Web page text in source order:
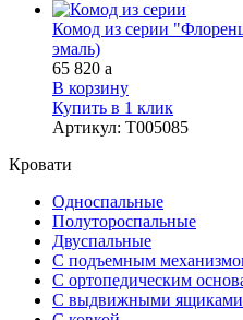
Комод из серии
эмаль)
65 820 a
В корзину
Купить в 1 клик
Артикул: Т005085
Кровати
Односпальные
Полутороспальные
Двуспальные
С подъемным
С ортопедическим
С выдвижными ящиками